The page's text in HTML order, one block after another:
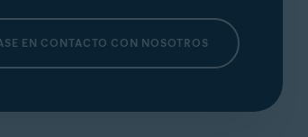
EN CONTACTO CON NOSOTROS